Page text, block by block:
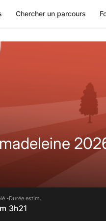
Chercher un parcours
-Durée estim.
3h21